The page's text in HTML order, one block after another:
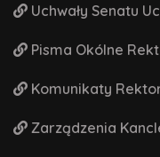
Uchwały Senatu
Pisma Okólne
Komunikaty
Zarządzenia